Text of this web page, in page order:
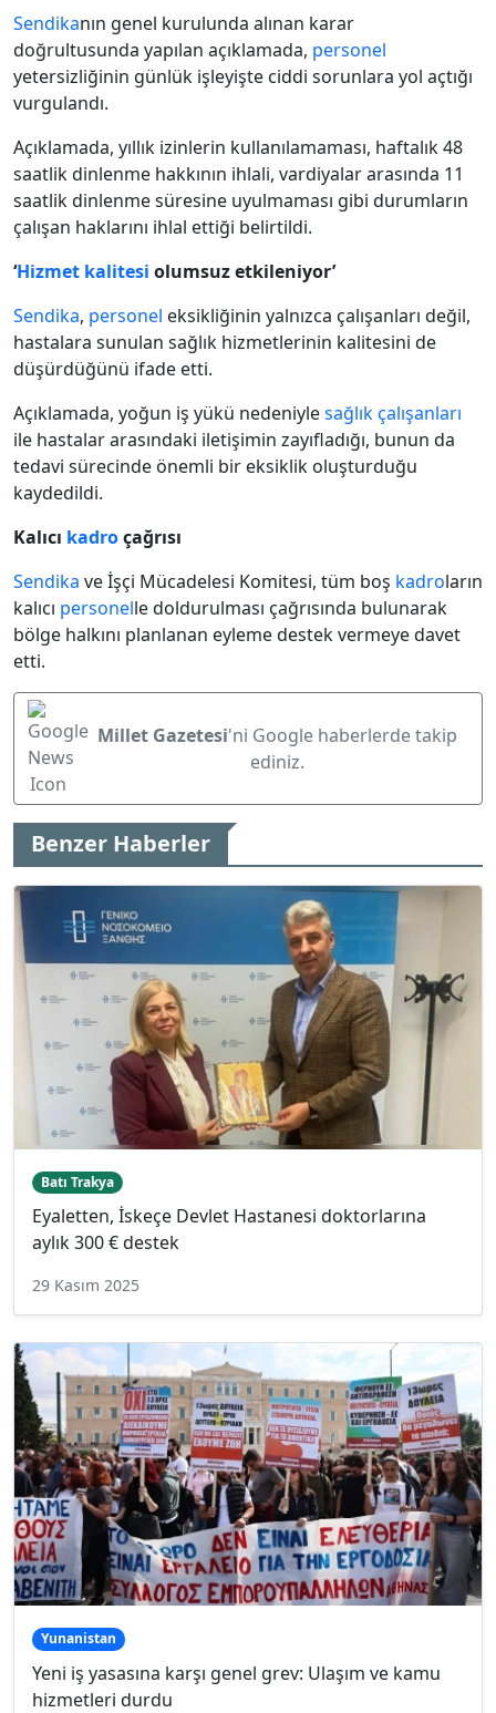
Sendikanın genel kurulunda alınan karar
doğrultusunda yapılan açıklamada, personel
yetersizliğinin günlük işleyişte ciddi sorunlara yol açtığı
vurgulandı.
Açıklamada, yıllık izinlerin kullanılamaması, haftalık 48
saatlik dinlenme hakkının ihlali, vardiyalar arasında 11
saatlik dinlenme süresine uyulmaması gibi durumların
çalışan haklarını ihlal ettiği belirtildi.
‘Hizmet kalitesi olumsuz etkileniyor’
Sendika, personel eksikliğinin yalnızca çalışanları değil,
hastalara sunulan sağlık hizmetlerinin kalitesini de
düşürdüğünü ifade etti.
Açıklamada, yoğun iş yükü nedeniylesağlık çalışanları
ile hastalar arasındaki iletişimin zayıfladığı, bunun da
tedavi sürecinde önemli bir eksiklik oluşturduğu
kaydedildi.
Kalıcı kadroçağrısı
Sendika ve İşçi Mücadelesi Komitesi, tüm boş kadroların
kalıcı personelle doldurulması çağrısında bulunarak
bölge halkını planlanan eyleme destek vermeye davet
etti.
Millet Gazetesi'ni Google haberlerde takip
ediniz.
Benzer Haberler
Batı Trakya
Eyaletten, İskeçe Devlet Hastanesi doktorlarına
aylık 300 € destek
29 Kasım 2025
Yunanistan
Yeni iş yasasına karşı genel grev: Ulaşım ve kamu
hizmetleri durdu